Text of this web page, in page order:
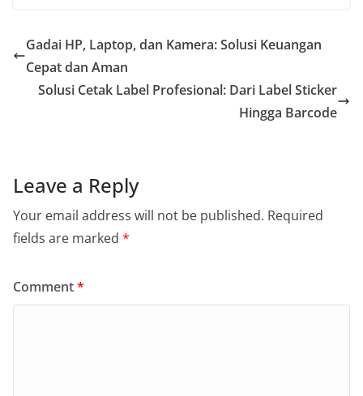
Gadai HP, Laptop, dan Kamera: Solusi Keuangan
Cepat dan Aman
Solusi Cetak Label Profesional: Dari Label Sticker
Hingga Barcode
Leave a Reply
Your email address will not be published. Required
fields are marked *
Comment*